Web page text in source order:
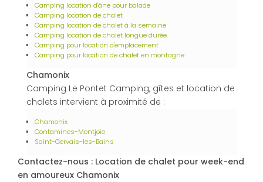
Camping location d'âne pour balade
Camping location de chalet
Camping location de chalet à la semaine
Camping location de chalet longue durée
Camping pour location d'emplacement
Camping pour location de chalet en montagne
Chamonix
Camping Le Pontet Camping, gîtes et location de
chalets intervient à proximité de :
Chamonix
Contamines-Montjoie
Saint-Gervais-les-Bains
Contactez-nous : Location de chalet pour week-end
en amoureux Chamonix